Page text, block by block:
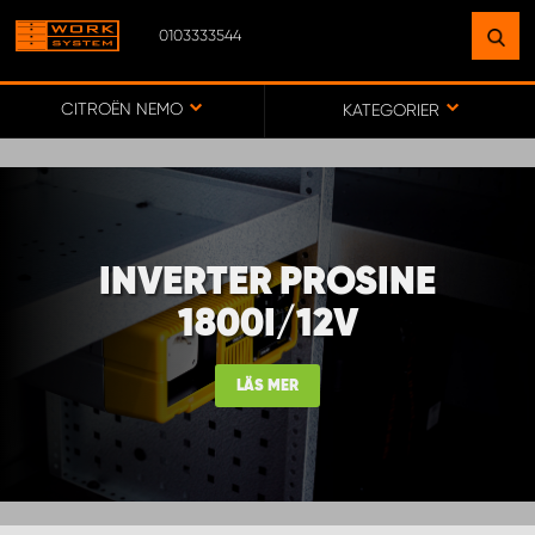
0103333544
CITROËN NEMO KATEGORIER
INVERTER PROSINE
1800I/12V
LÄS MER
HITTA EN ANLÄGGNING
NÄRA DIG
GÅ TILL KARTA
WORK SYSTEM SVERIGE
WORK SYSTEM BORÅS
WORK SYSTEM FALUN
WORK SYSTEM GÖTEBORG ARÖD